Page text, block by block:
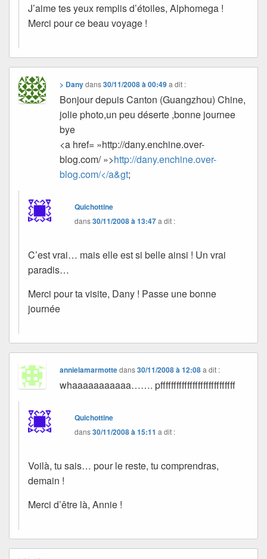
J’aime tes yeux remplis d’étoiles, Alphomega !
Merci pour ce beau voyage !
> Danydans30/11/2008 à 00:49 a dit :
Bonjour depuis Canton (Guangzhou) Chine,
jolie photo,un peu déserte ,bonne journee
bye
<a href= »http://dany.enchine.over-
blog.com/ »>http://dany.enchine.over-
blog.com/</a&gt;
Quichottine
dans30/11/2008 à 13:47a dit :
C’est vrai… mais elle est si belle ainsi ! Un vrai
paradis…
Merci pour ta visite, Dany ! Passe une bonne
journée
annielamarmottedans30/11/2008 à 12:08 a dit :
whaaaaaaaaaaa……. pffffffffffffffffffffffffffff
Quichottine
dans30/11/2008 à 15:11 a dit :
Voilà, tu sais… pour le reste, tu comprendras,
demain !
Merci d’être là, Annie !